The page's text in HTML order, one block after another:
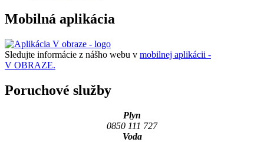
Mobilná aplikácia
Sledujte informácie z nášho webu v mobilnej aplikácii -
V OBRAZE.
Poruchové služby
Plyn
0850 111 727
Voda